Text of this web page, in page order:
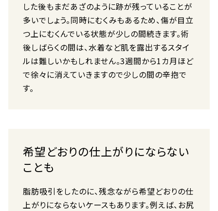
した後もまだあざのように跡が残っていることが
多いでしょう。同時にむくみもあるため、傷が目立
つ上にむくんでいる状態が少しの間続きます。術
後しばらくの間は、水着など肌を露出するスタイ
ルは難しいかもしれません。3週間から1カ月ほど
で徐々に消えていきますので少しの間の辛抱で
す。
希望どおりの仕上がりにならない
ことも
脂肪吸引をしたのに、残念ながら希望どおりの仕
上がりにならないケースもあります。例えば、お尻